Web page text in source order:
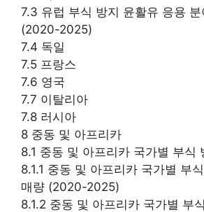
7.3 유럽 부식 방지 윤활유 응용
(2020-2025)
7.4 독일
7.5 프랑스
7.6 영국
7.7 이탈리아
7.8 러시아
8 중동 및 아프리카
8.1 중동 및 아프리카 국가별 부식
8.1.1 중동 및 아프리카 국가별 부
매량 (2020-2025)
8.1.2 중동 및 아프리카 국가별 부